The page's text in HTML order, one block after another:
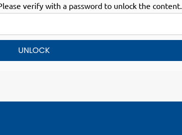
verify with a password to unlock the content.
UNLOCK